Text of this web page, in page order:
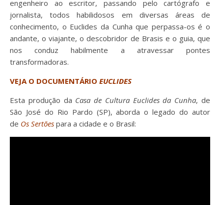
engenheiro ao escritor, passando pelo cartógrafo e
jornalista, todos habilidosos em diversas áreas de
conhecimento, o Euclides da Cunha que perpassa-os é o
andante, o viajante, o descobridor de Brasis e o guia, que
nos conduz habilmente a atravessar pontes
transformadoras.
VEJA O DOCUMENTÁRIO EUCLIDES
Esta produção da Casa de Cultura Euclides da Cunha, de
São José do Rio Pardo (SP), aborda o legado do autor
de Os Sertões para a cidade e o Brasil: